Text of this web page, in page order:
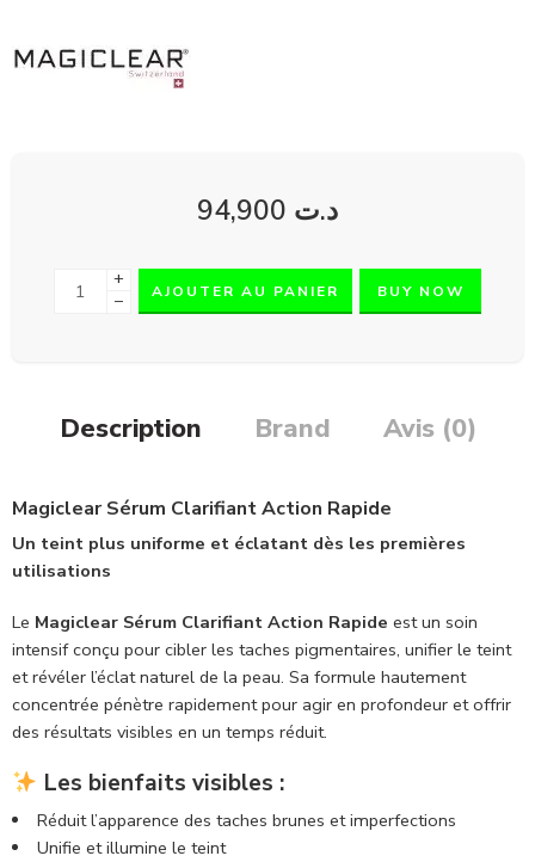
د.ت
+
−
AJOUTER AU PANIER BUY NOW
Description Brand Avis (0)
Magiclear Sérum Clarifiant Action Rapide
Un teint plus uniforme et éclatant dès les premières
utilisations
Le Magiclear Sérum Clarifiant Action Rapide est un soin
intensif conçu pour cibler les taches pigmentaires, unifier le teint
et révéler l’éclat naturel de la peau. Sa formule hautement
concentrée pénètre rapidement pour agir en profondeur et offrir
des résultats visibles en un temps réduit.
Les bienfaits visibles :
Réduit l’apparence des taches brunes et imperfections
Unifie et illumine le teint